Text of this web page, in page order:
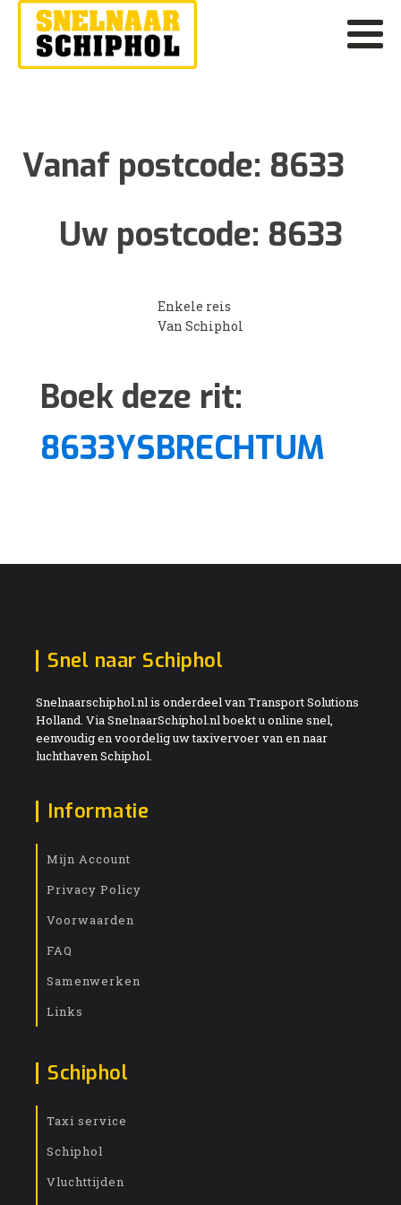
Vanaf postcode: 8633
Uw postcode: 8633
Enkele reis
Van Schiphol
Boek deze rit:
8633YSBRECHTUM
Snel naar Schiphol
Snelnaarschiphol.nl is onderdeel van Transport Solutions
Holland. Via SnelnaarSchiphol.nl boekt u online snel,
eenvoudig en voordelig uw taxivervoer van en naar
luchthaven Schiphol.
Informatie
Mijn Account
Privacy Policy
Voorwaarden
FAQ
Samenwerken
Links
Schiphol
Taxi service
Schiphol
Vluchttijden